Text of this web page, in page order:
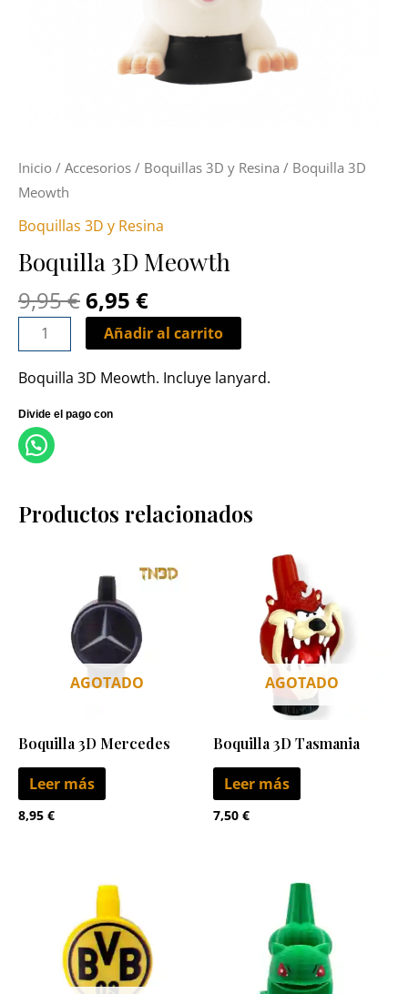
Inicio / Accesorios / Boquillas 3D y Resina / Boquilla 3D
Meowth
Boquillas 3D y Resina
Boquilla 3D Meowth
9,95€6,95 €
Añadir al carrito
Boquilla 3D Meowth. Incluye lanyard.
Productos relacionados
AGOTADO
Boquilla 3D Mercedes
Leer más
8,95 €
AGOTADO
Boquilla 3D Tasmania
Leer más
7,50 €